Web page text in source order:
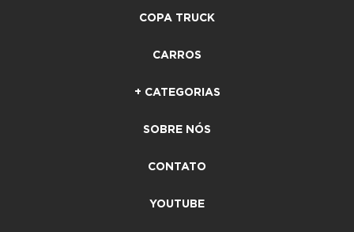
COPA TRUCK
CARROS
+ CATEGORIAS
SOBRE NÓS
CONTATO
YOUTUBE